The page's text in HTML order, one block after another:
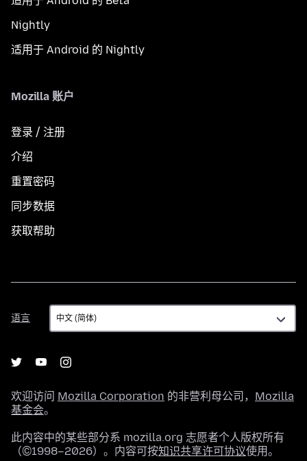
Nightly
适用于 Android 的 Nightly
Mozilla 账户
登录 / 注册
介绍
重置密码
同步数据
获取帮助
语言
语
言
欢迎访问 Mozilla Corporation 的非营利母公司， Mozilla
基金会。
此内容中的某些部分系 mozilla.org 志愿者个人版权所有
（©1998–2026）。内容可按知识共享许可协议使用。